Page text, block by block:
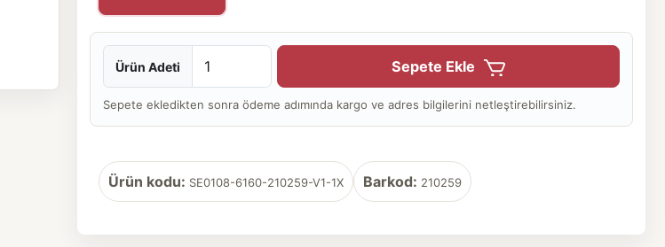
Ürün Adeti Sepete Ekle
Sepete ekledikten sonra ödeme adımında kargo ve adres bilgilerini netleştirebilirsiniz.
Ürün kodu: SE0108-6160-210259-V1-1X Barkod: 210259